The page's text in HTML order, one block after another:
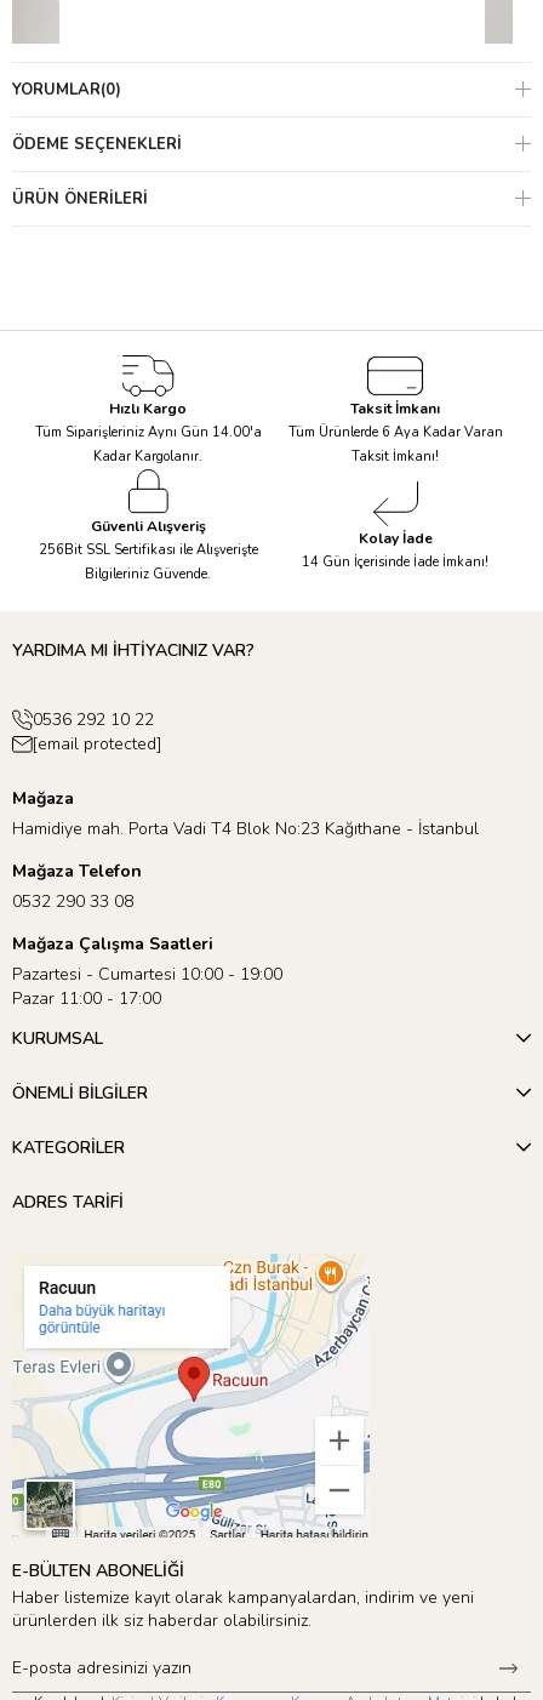
Rengârenk ve ilgi çekici bir tasarımla karikatürize edilmiş çizimler;
bardaklar, peçeteler, servis tabakları ve pasta süslerini benzersiz
kılıyor. Üstelik;Mantar Tabak, Papatya Tabakgibi çeşitli
seçenekler arasından dilediğinizi seçebilirsiniz.
Peri Kızı Teması ile oluşturulan bardak, tabak ve peçeteler ile
masanızı sihirli hale getirirkenPeri Kızı Elbise Kiti
Elbisenizi;Parıltılı Sihirli Değnek
elde edebilirsiniz.
gibi hissettirecek. Son olarak, desenli mumlar ve temalı pasta
süsleri ile pastanızın parıldamasını sağlayabilirsiniz!
Meri Meri’nin sunduğu geniş ürün yelpazesini keşfetmek için
Kızı Teması’nı inceleyebilirsiniz! 🎉
YORUMLAR(0)
ÖDEME SEÇENEKLERI
ÜRÜN ÖNERILERI
Hızlı Kargo
Tüm Siparişleriniz Aynı Gün 14.00'a
Kadar Kargolanır.
Taksit İmkanı
Tüm Ürünlerde 6 Aya Kadar Varan
Taksit İmkanı!
Güvenli Alışveriş
256Bit SSL Sertifikası ile Alışverişte
Bilgileriniz Güvende.
Kolay İade
14 Gün İçerisinde İade İmkanı!
YARDIMA MI İHTİYACINIZ VAR?
0536 292 10 22
[email protected]
Mağaza
Hamidiye mah. Porta Vadi T4 Blok No:23 Kağıthane - İstanbul
Mağaza Telefon
0532 290 33 08
Mağaza Çalışma Saatleri
Pazartesi - Cumartesi 10:00 - 19:00
Pazar 11:00 - 17:00
KURUMSAL
ÖNEMLİ BİLGİLER
KATEGORİLER
ADRES TARİFİ
E-BÜLTEN ABONELİĞİ
Haber listemize kayıt olarak kampanyalardan, indirim ve yeni
ürünlerden ilk siz haberdar olabilirsiniz.